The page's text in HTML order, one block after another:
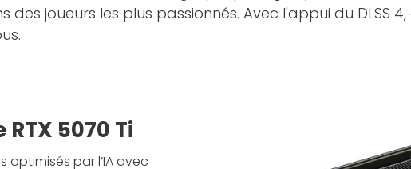
joueurs les plus passionnés. Avec l'appui du DLSS
5070 Ti
par l’IA avec